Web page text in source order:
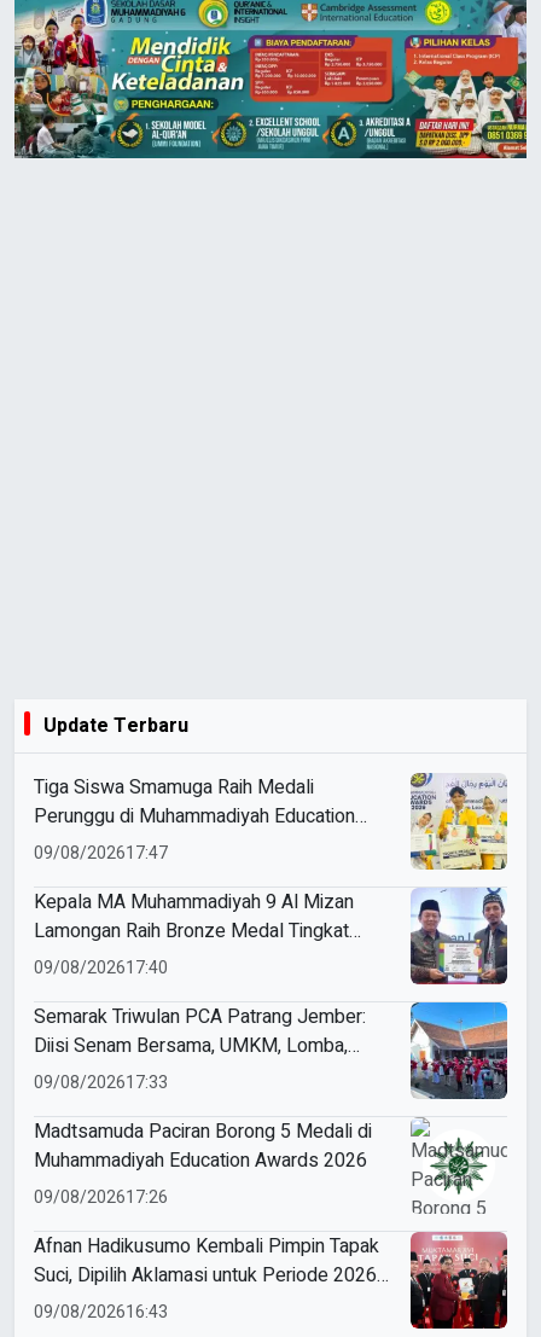
Update Terbaru
Tiga Siswa Smamuga Raih Medali
Perunggu di Muhammadiyah Education
Awards 2026
09/08/202617:47
Kepala MA Muhammadiyah 9 Al Mizan
Lamongan Raih Bronze Medal Tingkat
Jawa Timur pada ME Awards 2026
09/08/202617:40
Semarak Triwulan PCA Patrang Jember:
Diisi Senam Bersama, UMKM, Lomba,
Pemeriksaan Kesehatan, hingga
09/08/202617:33
Madtsamuda Paciran Borong 5 Medali di
Muhammadiyah Education Awards 2026
09/08/202617:26
Afnan Hadikusumo Kembali Pimpin Tapak
Suci, Dipilih Aklamasi untuk Periode 2026–
2031
09/08/202616:43